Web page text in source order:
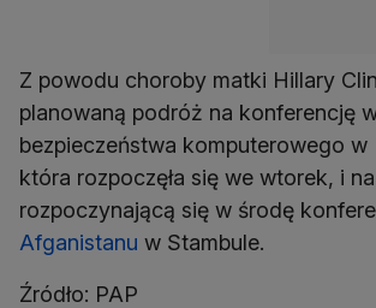
Z powodu choroby matki Hillary
planowaną podróż na konferencję
bezpieczeństwa komputerowego w
która rozpoczęła się we wtorek, i na
rozpoczynającą się w środę
Afganistanu w Stambule.
Źródło: PAP